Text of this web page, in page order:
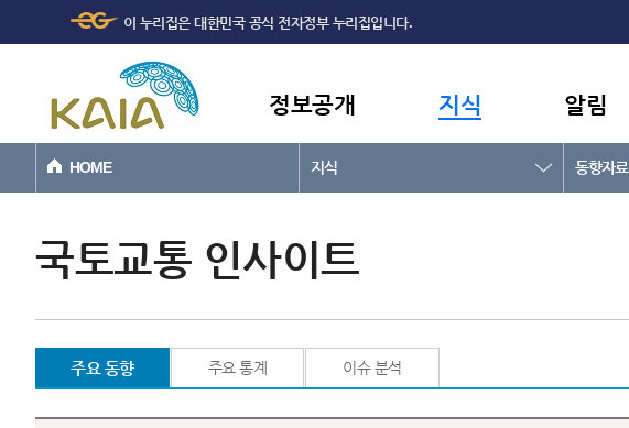
본문바로가기
이 누리집은 대한민국 공식 전자정부 누리집입니다.
정보공개 지식 알림
HOME 지식 동향자료
국토교통 인사이트
주요 동향 주요 통계 이슈 분석